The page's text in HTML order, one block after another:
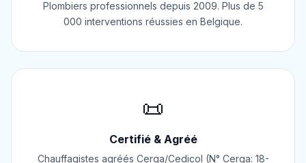
Plombiers professionnels depuis 2009. Plus de 5
000 interventions réussies en Belgique.
📜
Certifié & Agréé
Chauffagistes agréés Cerga/Cedicol (N° Cerga: 18-